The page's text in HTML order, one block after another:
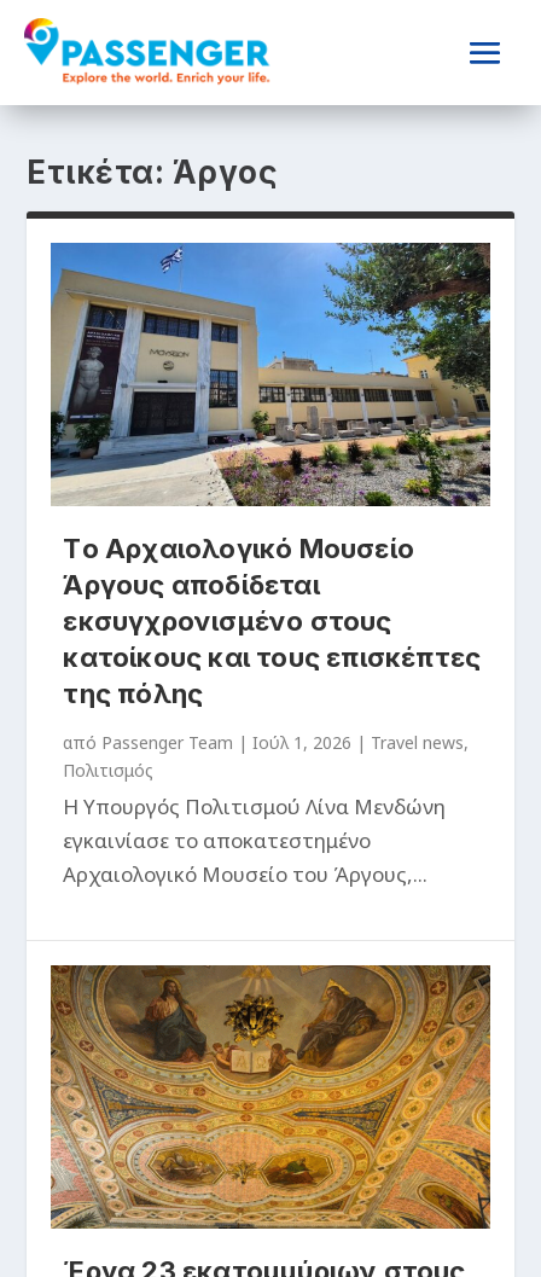
Ετικέτα: Άργος
Tο Αρχαιολογικό Μουσείο
Άργους αποδίδεται
εκσυγχρονισμένο στους
κατοίκους και τους επισκέπτες
της πόλης
από Passenger Team |Ιούλ 1, 2026 | Travel news,
Πολιτισμός
Η Υπουργός Πολιτισμού Λίνα Μενδώνη
εγκαινίασε το αποκατεστημένο
Αρχαιολογικό Μουσείο του Άργους,...
Έργα 23 εκατομμύριων στους